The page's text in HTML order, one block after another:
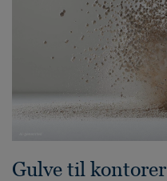
Gulve til kontorer